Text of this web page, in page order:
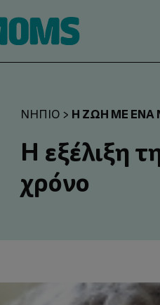
ΝΉΠΙΟ > Η ΖΩΉ ΜΕ ΈΝΑ
Η εξέλιξη
χρόνο